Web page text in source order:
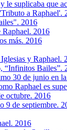
le suplicaba que
a Raphael'.
2016
Raphael. 2016
más. 2016
y Raphael.
“Infinitos Bailes”.
30 de junio en
Raphael es
octubre. 2016
9 de septiembre.
2016